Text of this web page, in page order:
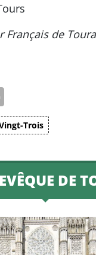
Français de
Trois
DE